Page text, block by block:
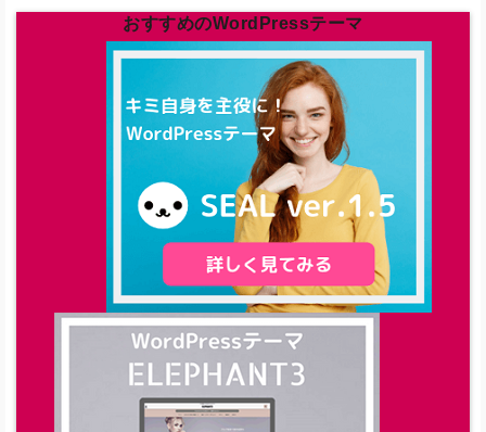
おすすめのWordPressテーマ